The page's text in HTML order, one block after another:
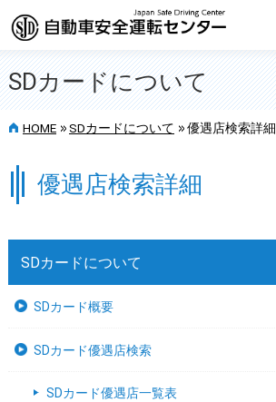
SDカードについて
HOME >> SDカードについて >> 優遇店検索詳細
優遇店検索詳細
SDカードについて
SDカード概要
SDカード優遇店検索
SDカード優遇店一覧表